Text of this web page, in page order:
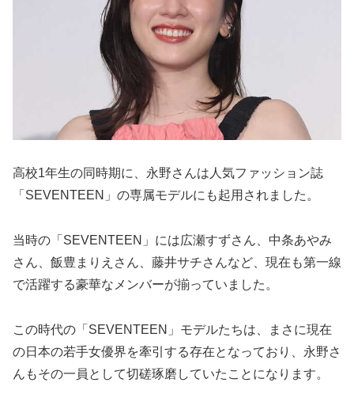
高校1年生の同時期に、永野さんは人気ファッション誌
「SEVENTEEN」の専属モデルにも起用されました。
当時の「SEVENTEEN」には広瀬すずさん、中条あやみ
さん、飯豊まりえさん、藤井サチさんなど、現在も第一線
で活躍する豪華なメンバーが揃っていました。
この時代の「SEVENTEEN」モデルたちは、まさに現在
の日本の若手女優界を牽引する存在となっており、永野さ
んもその一員として切磋琢磨していたことになります。